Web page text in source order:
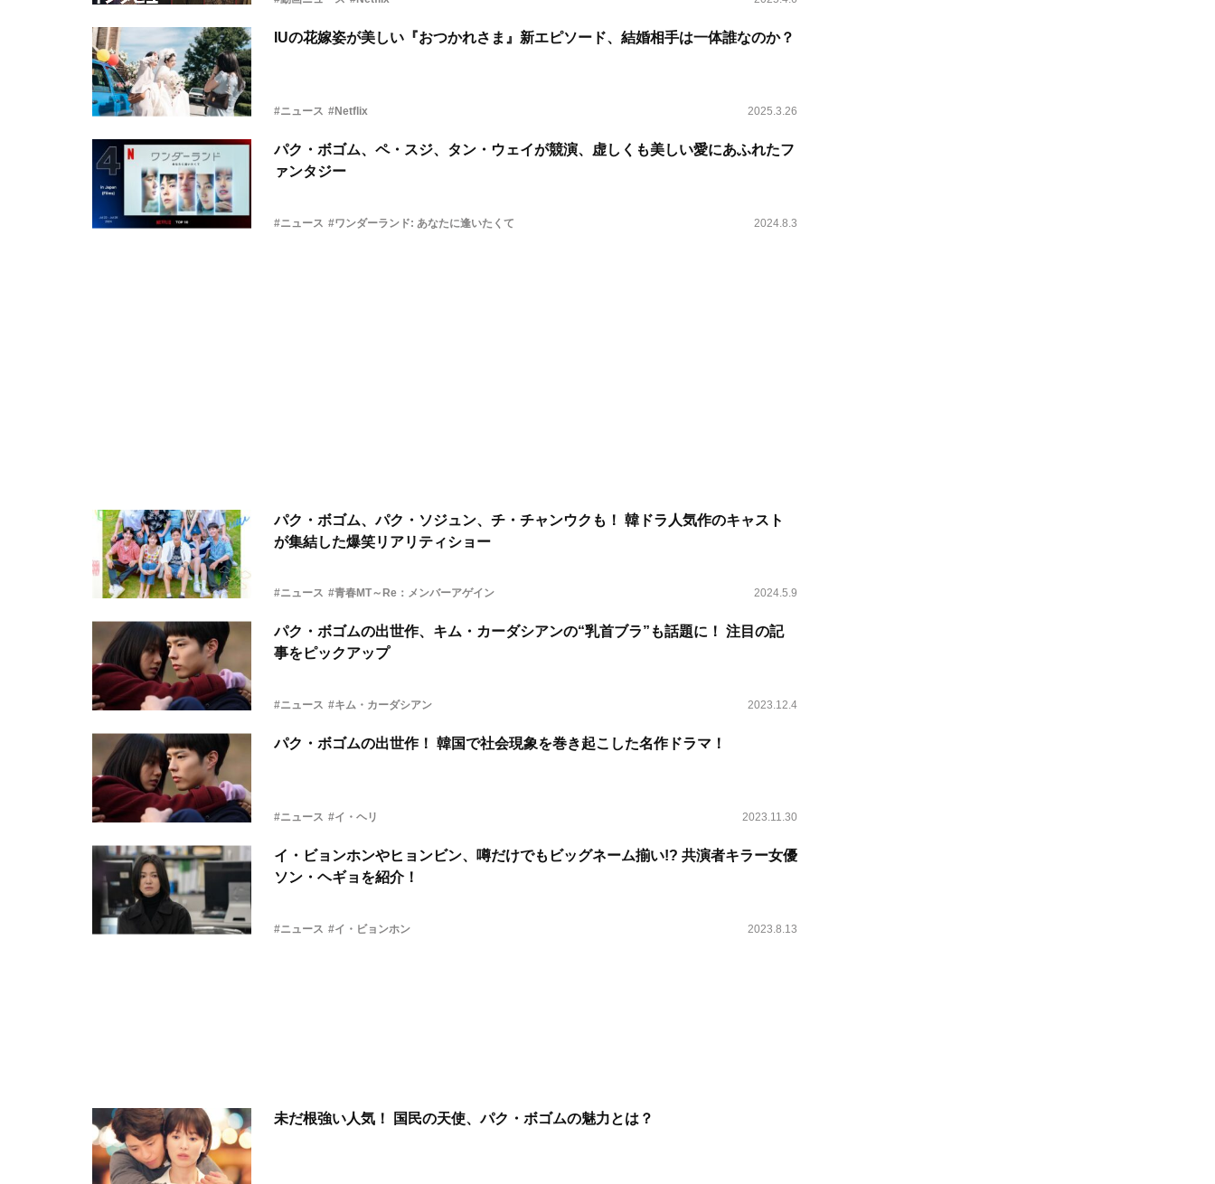
IUの花嫁姿が美しい『おつかれさま』新エピソード、結婚相手は一体誰なのか？
#ニュース #Netflix 2025.3.26
パク・ボゴム、ペ・スジ、タン・ウェイが競演、虚しくも美しい愛にあふれたフ
ァンタジー
#ニュース #ワンダーランド: あなたに逢いたくて 2024.8.3
パク・ボゴム、パク・ソジュン、チ・チャンウクも！ 韓ドラ人気作のキャスト
が集結した爆笑リアリティショー
#ニュース #青春MT～Re：メンバーアゲイン 2024.5.9
パク・ボゴムの出世作、キム・カーダシアンの“乳首ブラ”も話題に！ 注目の記
事をピックアップ
#ニュース #キム・カーダシアン 2023.12.4
パク・ボゴムの出世作！ 韓国で社会現象を巻き起こした名作ドラマ！
#ニュース #イ・ヘリ 2023.11.30
イ・ビョンホンやヒョンビン、噂だけでもビッグネーム揃い!? 共演者キラー女優
ソン・ヘギョを紹介！
#ニュース #イ・ビョンホン 2023.8.13
未だ根強い人気！ 国民の天使、パク・ボゴムの魅力とは？